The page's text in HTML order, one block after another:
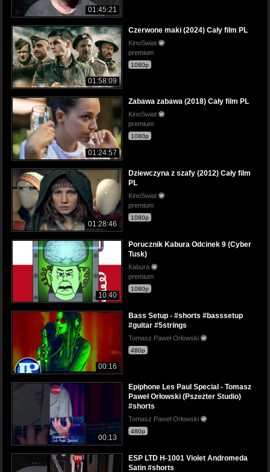
01:45:21
01:58:09
Czerwone maki (2024) Cały film PL
KinoSwiat
premium
1080p
01:24:57
Zabawa zabawa (2018) Cały film PL
KinoSwiat
premium
1080p
01:28:46
Dziewczyna z szafy (2012) Cały film
PL
KinoSwiat
premium
1080p
10:40
Porucznik Kabura Odcinek 9 (Cyber
Tusk)
Kabura
premium
1080p
00:16
Bass Setup - #shorts #basssetup
#guitar #5strings
Tomasz Paweł Orłowski
480p
00:13
Epiphone Les Paul Special - Tomasz
Paweł Orłowski (Pszezter Studio)
#shorts
Tomasz Paweł Orłowski
480p
ESP LTD H-1001 Violet Andromeda
Satin #shorts